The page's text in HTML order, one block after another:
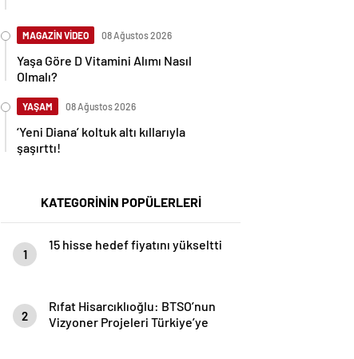
MAGAZİN VİDEO 08 Ağustos 2026
Yaşa Göre D Vitamini Alımı Nasıl
Olmalı?
YAŞAM 08 Ağustos 2026
‘Yeni Diana’ koltuk altı kıllarıyla
şaşırttı!
KATEGORİNİN POPÜLERLERİ
1
15 hisse hedef fiyatını yükseltti
2
Rıfat Hisarcıklıoğlu: BTSO’nun
Vizyoner Projeleri Türkiye’ye